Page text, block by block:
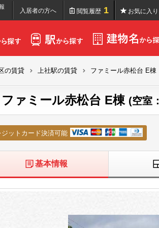
入居者の方へ 閲覧履歴 1 お気に入り
の賃貸 上社駅の賃貸 ファミール赤松台 E棟
ファミール赤松台 E棟 (空室：
ジットカード決済可能
基本情報